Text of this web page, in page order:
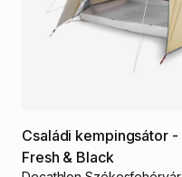
Családi kempingsátor -
Fresh & Black